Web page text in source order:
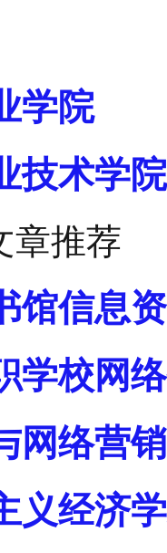
学院
技术学院
章推荐
馆信息
学校网
网络营
义经济